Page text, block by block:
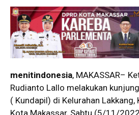
menitindonesia, MAKASSAR–
Rudianto Lallo melakukan
( Kundapil) di Kelurahan Lakkang,
Kota Makassar, Sabtu (5/11/